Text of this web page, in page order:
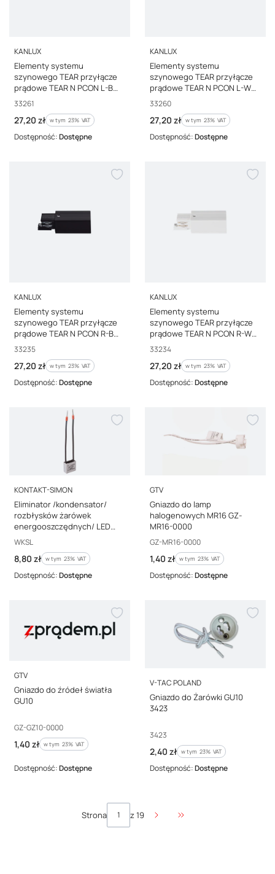
PRODUCENT
KANLUX
Elementy systemu
szynowego TEAR przyłącze
prądowe TEAR N PCON L-B
czarne 33261
Kod producenta
33261
Cena brutto
27,20 zł w tym %s VAT
w tym 23% VAT
Dostępność:Dostępne
PRODUCENT
KANLUX
Elementy systemu
szynowego TEAR przyłącze
prądowe TEAR N PCON L-W
białe 33260
Kod producenta
33260
Cena brutto
27,20 zł w tym %s VAT
w tym 23% VAT
Dostępność:Dostępne
PRODUCENT
KANLUX
Elementy systemu
szynowego TEAR przyłącze
prądowe TEAR N PCON R-B
czarny 33235
Kod producenta
33235
Cena brutto
27,20 zł w tym %s VAT
w tym 23% VAT
Dostępność:Dostępne
PRODUCENT
KANLUX
Elementy systemu
szynowego TEAR przyłącze
prądowe TEAR N PCON R-W
biały 33234
Kod producenta
33234
Cena brutto
27,20 zł w tym %s VAT
w tym 23% VAT
Dostępność:Dostępne
PRODUCENT
KONTAKT-SIMON
Eliminator /kondensator/
rozbłysków żarówek
energooszczędnych/ LED
WKSL
Kod producenta
WKSL
Cena brutto
8,80 zł w tym %s VAT
w tym 23% VAT
Dostępność:Dostępne
PRODUCENT
GTV
Gniazdo do lamp
halogenowych MR16 GZ-
MR16-0000
Kod producenta
GZ-MR16-0000
Cena brutto
1,40 zł w tym %s VAT
w tym 23% VAT
Dostępność:Dostępne
PRODUCENT
GTV
Gniazdo do źródeł światła
GU10
Kod producenta
GZ-GZ10-0000
Cena brutto
1,40 zł w tym %s VAT
w tym 23% VAT
Dostępność:Dostępne
PRODUCENT
V-TAC POLAND
Gniazdo do Żarówki GU10
3423
Kod producenta
3423
Cena brutto
2,40 zł w tym %s VAT
w tym 23% VAT
Dostępność:Dostępne
Strona z 19
Przejdź do ostatniej